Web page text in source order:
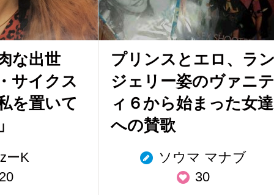
な出世
サイクス
を置いて
ーK
プリンスとエロ、ラ
ジェリー姿のヴァニテ
ィ６から始まった女達
への賛歌
ソウマ マナブ
30